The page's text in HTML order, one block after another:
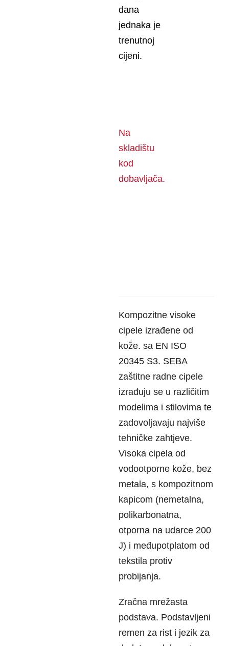
dana
jednaka je
trenutnoj
cijeni.
Na
skladištu
kod
dobavljača.
Kompozitne visoke
cipele izrađene od
kože. sa EN ISO
20345 S3. SEBA
zaštitne radne cipele
izrađuju se u različitim
modelima i stilovima te
zadovoljavaju najviše
tehničke zahtjeve.
Visoka cipela od
vodootporne kože, bez
metala, s kompozitnom
kapicom (nemetalna,
polikarbonatna,
otporna na udarce 200
J) i međupotplatom od
tekstila protiv
probijanja.
Zračna mrežasta
podstava. Podstavljeni
remen za rist i jezik za